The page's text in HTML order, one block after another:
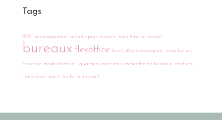
Tags
2021 aménagement avant apres avocats bien être au travail
bureaux flexoffice fonds d'investissements installer ses
bureaux mode d'emploi; quartiers parisiens recherche de bureaux startups
Tendances top 5 trello télétravail